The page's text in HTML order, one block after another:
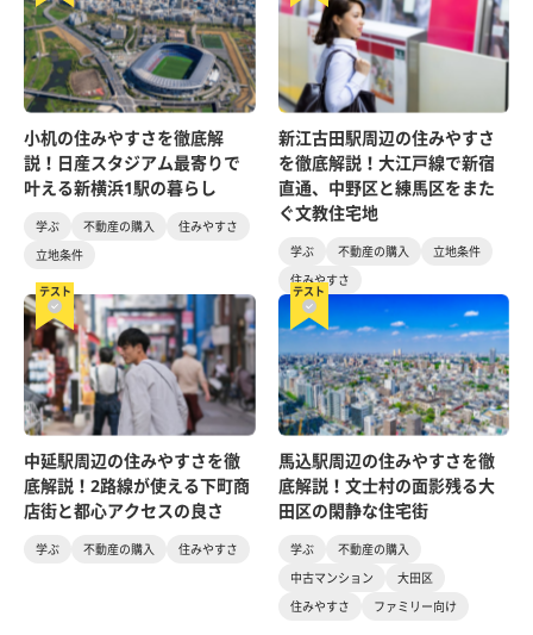
小机の住みやすさを徹底解
説！日産スタジアム最寄りで
叶える新横浜1駅の暮らし
学ぶ 不動産の購入
住みやすさ
立地条件
新江古田駅周辺の住みやすさ
を徹底解説！大江戸線で新宿
直通、中野区と練馬区をまた
ぐ文教住宅地
学ぶ 不動産の購入
立地条件
住みやすさ
テスト
中延駅周辺の住みやすさを徹
底解説！2路線が使える下町商
店街と都心アクセスの良さ
学ぶ 不動産の購入 住みやすさ
テスト
馬込駅周辺の住みやすさを徹
底解説！文士村の面影残る大
田区の閑静な住宅街
学ぶ
不動産の購入
中古マンション
大田区
住みやすさ
ファミリー向け